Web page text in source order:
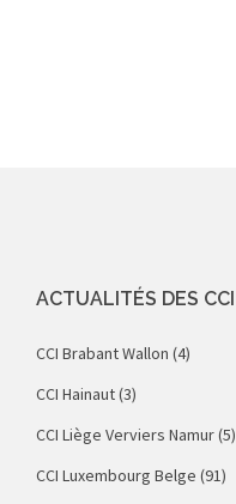
ACTUALITÉS DES CCI
CCI Brabant Wallon (4)
CCI Hainaut(3)
CCI Liège Verviers Namur(5)
CCI Luxembourg Belge (91)